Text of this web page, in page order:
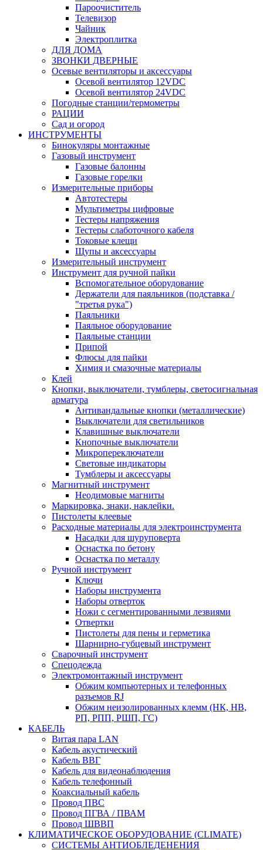
Пароочиститель
Телевизор
Чайник
Электроплитка
ДЛЯ ДОМА
ЗВОНКИ ДВЕРНЫЕ
Осевые вентиляторы и аксессуары
Осевой вентилятор 12VDC
Осевой вентилятор 24VDC
Погодные станции/термометры
РАЦИИ
Сад и огород
ИНСТРУМЕНТЫ
Бинокуляры монтажные
Газовый инструмент
Газовые балонны
Газовые горелки
Измерительные приборы
Автотестеры
Мультиметры цифровые
Тестеры напряжения
Тестеры слаботочного кабеля
Токовые клещи
Щупы и аксессуары
Измерительный инструмент
Инструмент для ручной пайки
Вспомогательное оборудование
Держатели для паяльников (подставка /
"третья рука")
Паяльники
Паяльное оборудование
Паяльные станции
Припой
Флюсы для пайки
Химия и смазочные материалы
Клей
Кнопки, выключатели, тумблеры, светосигнальная
арматура
Антивандальные кнопки (металлические)
Выключатели для светильников
Клавишные выключатели
Кнопочные выключатели
Микропереключатели
Световые индикаторы
Тумблеры и аксессуары
Магнитный инструмент
Неодимовые магниты
Маркировка, знаки, наклейки.
Пистолеты клеевые
Расходные материалы для электроинструмента
Насадки для шуруповерта
Оснастка по бетону
Оснастка по металлу
Ручной инструмент
Ключи
Наборы инструмента
Наборы отверток
Ножи с сегментированными лезвиями
Отвертки
Пистолеты для пены и герметика
Шарнирно-губцевый инструмент
Сварочный инструмент
Спецодежда
Электромонтажный инструмент
Обжим компьютерных и телефонных
разъемов RJ
Обжим неизолированных клемм (НК, НВ,
РП, РПП, РШП, ГС)
КАБЕЛЬ
Витая пара LAN
Кабель акустический
Кабель ВВГ
Кабель для видеонаблюдения
Кабель телефонный
Коаксиальный кабель
Провод ПВС
Провод ПГВА / ПВАМ
Провод ШВВП
КЛИМАТИЧЕСКОЕ ОБОРУДОВАНИЕ (CLIMATE)
СИСТЕМЫ АНТИОБЛЕДЕНЕНИЯ